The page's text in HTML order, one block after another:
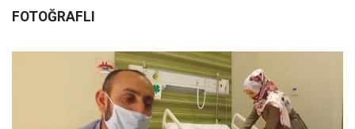
FOTOĞRAFLI